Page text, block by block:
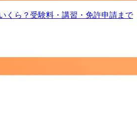
くら？受験料・講習・免許申請まで